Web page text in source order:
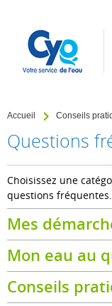
Accueil Conseils
Questions
Choisissez une
questions fréquentes.
Mes
Mon eau au
Conseils